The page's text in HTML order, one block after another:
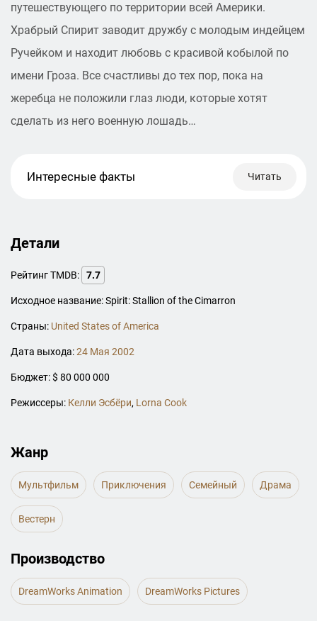
путешествующего по территории всей Америки.
Храбрый Спирит заводит дружбу с молодым индейцем
Ручейком и находит любовь с красивой кобылой по
имени Гроза. Все счастливы до тех пор, пока на
жеребца не положили глаз люди, которые хотят
сделать из него военную лошадь…
Интересные факты Читать
Детали
Рейтинг TMDB: 7.7
Исходное название: Spirit: Stallion of the Cimarron
Страны: United States of America
Дата выхода:24 Мая 2002
Бюджет: $ 80 000 000
Режиссеры: Келли Эсбёри, Lorna Cook
Жанр
Мультфильм Приключения Семейный Драма
Вестерн
Производство
DreamWorks Animation DreamWorks Pictures